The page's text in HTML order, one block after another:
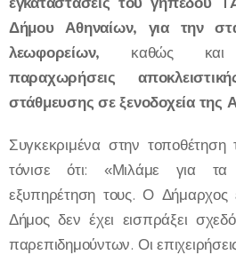
Δήμου Αθηναίων, για την
λεωφορείων, καθώς και
παραχωρήσεις
στάθμευσης σε ξενοδοχεία της
Συγκεκριμένα στην τοποθέτηση
τόνισε ότι: «Μιλάμε για τα
εξυπηρέτηση τους. Ο
Δήμος δεν έχει εισπράξει
παρεπιδημούντων. Οι